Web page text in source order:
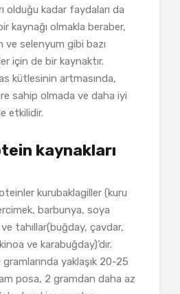
olduğu kadar faydaları da
kaynağı olmakla beraber,
ve selenyum gibi bazı
için de bir kaynaktır.
kütlesinin artmasında,
sahip olmada ve daha iyi
etkilidir.
kaynakları
kurubaklagiller (kuru
barbunya, soya
tahıllar(buğday, çavdar,
ve karabuğday)’dır.
gramlarında yaklaşık 20-25
posa, 2 gramdan daha az